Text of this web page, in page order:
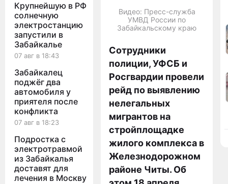
Крупнейшую в РФ
солнечную
электростанцию
запустили в
Забайкалье
07 авг в 18:43
Забайкалец
поджёг два
автомобиля у
приятеля после
конфликта
07 авг в 18:23
Подростка с
электротравмой
из Забайкалья
доставят для
лечения в Москву
Видео: Пресс-служба
УМВД России по
Забайкальскому краю
Сотрудники
полиции, УФСБ и
Росгвардии провели
рейд по выявлению
нелегальных
мигрантов на
стройплощадке
жилого комплекса в
Железнодорожном
районе Читы. Об